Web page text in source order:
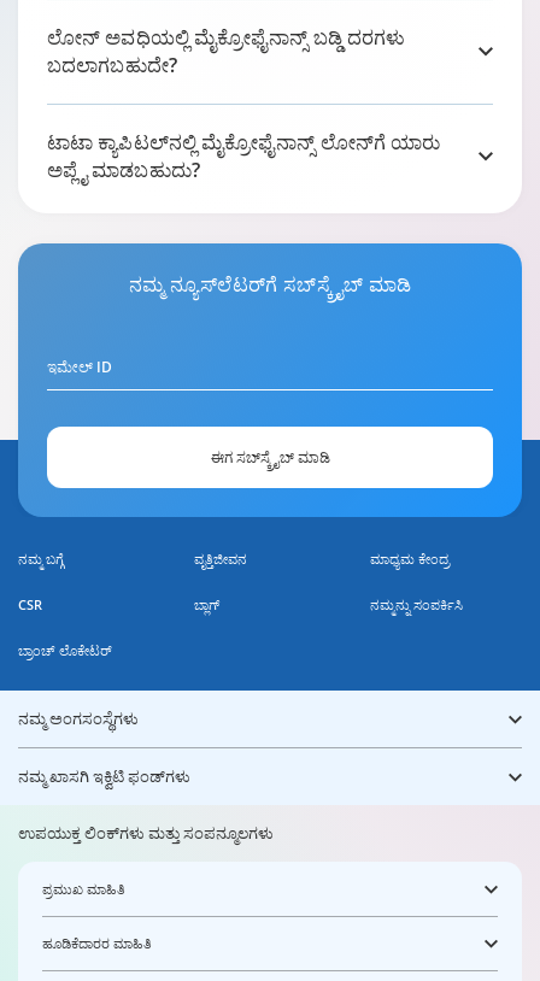
ಲೋನ್ ಅವಧಿಯಲ್ಲಿ ಮೈಕ್ರೋಫೈನಾನ್ಸ್ ಬಡ್ಡಿ ದರಗಳು
ಬದಲಾಗಬಹುದೇ?
ಟಾಟಾ ಕ್ಯಾಪಿಟಲ್‌ನಲ್ಲಿ ಮೈಕ್ರೋಫೈನಾನ್ಸ್ ಲೋನ್‌ಗೆ ಯಾರು
ಅಪ್ಲೈ ಮಾಡಬಹುದು?
ನಮ್ಮ ನ್ಯೂಸ್‌ಲೆಟರ್‌ಗೆ ಸಬ್‌ಸ್ಕ್ರೈಬ್ ಮಾಡಿ
ಇಮೇಲ್ ID
ಈಗ ಸಬ್‌ಸ್ಕ್ರೈಬ್ ಮಾಡಿ
ನಮ್ಮ ಬಗ್ಗೆ ವೃತ್ತಿಜೀವನ ಮಾಧ್ಯಮ ಕೇಂದ್ರ
CSR ಬ್ಲಾಗ್ ನಮ್ಮನ್ನು ಸಂಪರ್ಕಿಸಿ
ಬ್ರಾಂಚ್ ಲೊಕೇಟರ್
ನಮ್ಮ ಅಂಗಸಂಸ್ಥೆಗಳು
ನಮ್ಮ ಖಾಸಗಿ ಇಕ್ವಿಟಿ ಫಂಡ್‌ಗಳು
ಉಪಯುಕ್ತ ಲಿಂಕ್‌ಗಳು ಮತ್ತು ಸಂಪನ್ಮೂಲಗಳು
ಪ್ರಮುಖ ಮಾಹಿತಿ
ಹೂಡಿಕೆದಾರರ ಮಾಹಿತಿ